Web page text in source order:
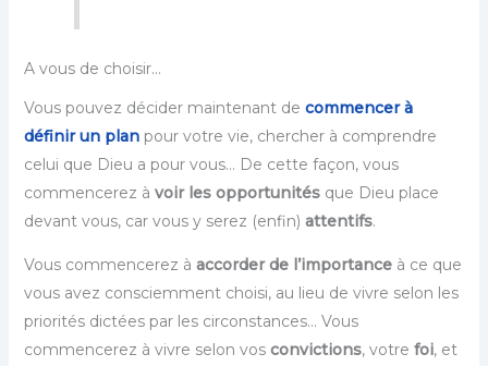
A vous de choisir…
Vous pouvez décider maintenant de commencer à
définir un planpour votre vie, chercher à comprendre
celui que Dieu a pour vous… De cette façon, vous
commencerez à voir les opportunitésque Dieu place
devant vous, car vous y serez (enfin) attentifs.
Vous commencerez à accorder de l’importanceà ce que
vous avez consciemment choisi, au lieu de vivre selon les
priorités dictées par les circonstances… Vous
commencerez à vivre selon vos convictions, votre foi, et